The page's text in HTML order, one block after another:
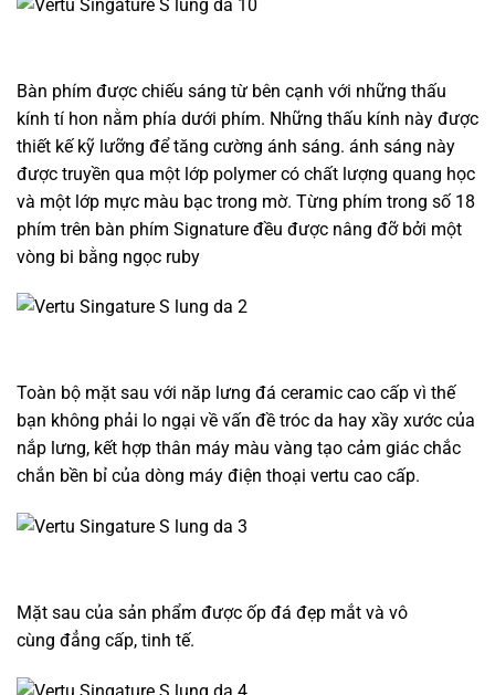
Bàn phím được chiếu sáng từ bên cạnh với những thấu
kính tí hon nằm phía dưới phím. Những thấu kính này được
thiết kế kỹ lưỡng để tăng cường ánh sáng. ánh sáng này
được truyền qua một lớp polymer có chất lượng quang học
và một lớp mực màu bạc trong mờ. Từng phím trong số 18
phím trên bàn phím Signature đều được nâng đỡ bởi một
vòng bi bằng ngọc ruby
Toàn bộ mặt sau với năp lưng đá ceramic cao cấp vì thế
bạn không phải lo ngại về vấn đề tróc da hay xầy xước của
nắp lưng, kết hợp thân máy màu vàng tạo cảm giác chắc
chắn bền bỉ của dòng máy điện thoại vertu cao cấp.
Mặt sau của sản phẩm được ốp đá đẹp mắt và vô
cùng đẳng cấp, tinh tế.